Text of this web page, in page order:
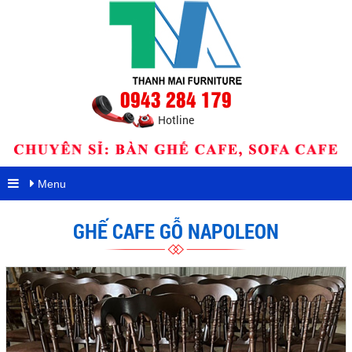
0943 284 179
Hotline
Menu
GHẾ CAFE GỖ NAPOLEON